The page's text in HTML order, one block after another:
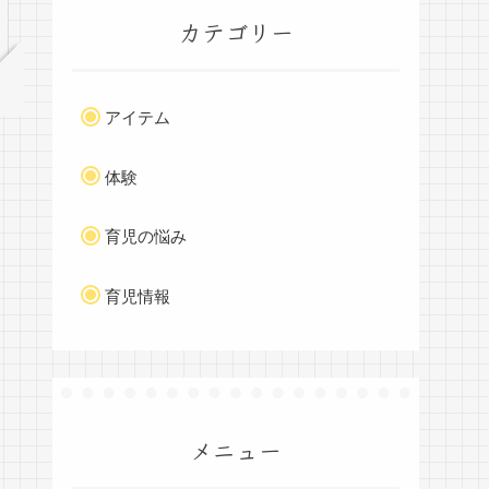
カテゴリー
アイテム
体験
育児の悩み
育児情報
メニュー